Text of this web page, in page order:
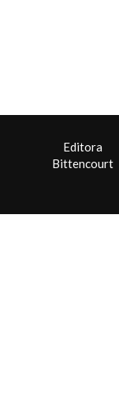
Editora
Bittencourt